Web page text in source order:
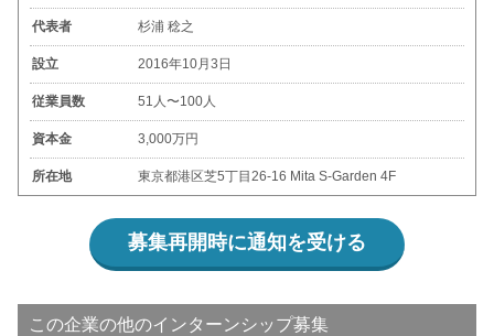
代表者 杉浦 稔之
設立 2016年10月3日
従業員数 51人〜100人
資本金 3,000万円
所在地 東京都港区芝5丁目26-16 Mita S-Garden 4F
募集再開時に通知を受ける
この企業の他のインターンシップ募集